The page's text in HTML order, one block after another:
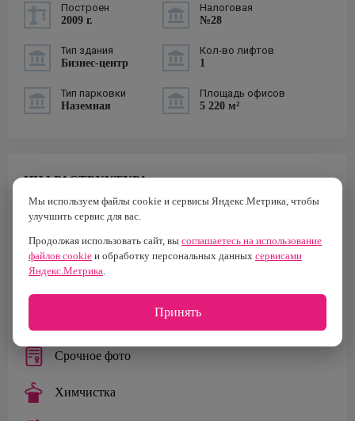
Построен
2009 г.
Налоговая
№28
Тип здания
Бизнес-центр
Кол-во лифтов
1
Тип парковки
Наземная
Площадь офисов
5 220 м²
ИНФРАСТРУКТУРА
Банкомат
Срочное фото
Химчистка
Мы используем файлы cookie и сервисы Яндекс.Метрика, чтобы
улучшить сервис для вас.
Продолжая использовать сайт, вы соглашаетесь на использование
файлов cookie и обработку персональных данных сервисами
Яндекс.Метрика
Принять